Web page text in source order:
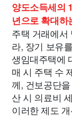
양도소득세의
년으로 확대
주택 거래에서
라, 장기 보유
생임대주택에
매 시 주택 수
께, 건보공단
산 시 의료비
이러한 제도